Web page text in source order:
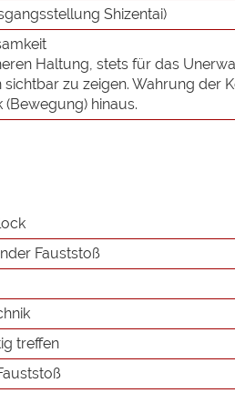
Shizentai)
Haltung, stets für das
sichtbar zu zeigen. Wahrung der
(Bewegung) hinaus.
Fauststoß
treffen